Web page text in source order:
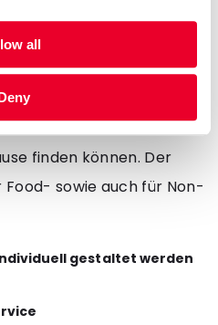
all
über dem
Durch die
des Beutel ist er sehr
andere Produkte
mit natürlichem
finden können. Der
sowie auch für Non-
gestaltet werden